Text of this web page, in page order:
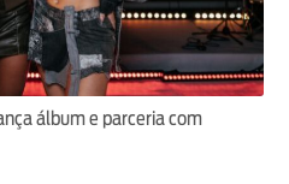
álbum e parceria com